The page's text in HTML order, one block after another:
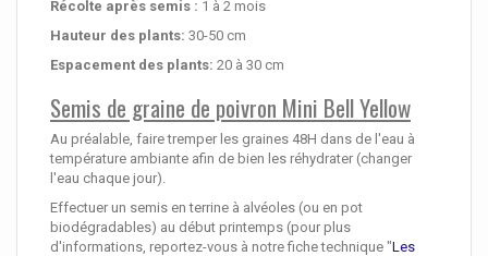
Récolte après semis : 1 à 2 mois
Hauteur des plants: 30-50 cm
Espacement des plants: 20 à 30 cm
Semis de graine de poivron Mini Bell Yellow
Au préalable, faire tremper les graines 48H dans de l'eau à
température ambiante afin de bien les réhydrater (changer
l'eau chaque jour).
Effectuer un semis en terrine à alvéoles (ou en pot
biodégradables) au début printemps (pour plus
d'informations, reportez-vous à notre fiche technique "Les